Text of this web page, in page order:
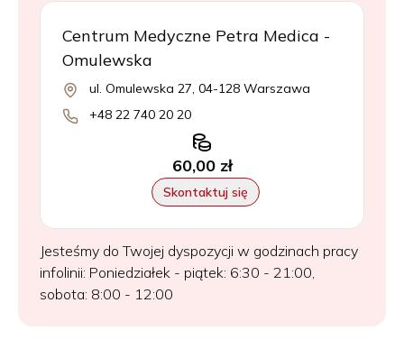
Centrum Medyczne Petra Medica -
Omulewska
ul. Omulewska 27, 04-128 Warszawa
+48 22 740 20 20
60,00 zł
Skontaktuj się
Jesteśmy do Twojej dyspozycji w godzinach pracy
infolinii: Poniedziałek - piątek: 6:30 - 21:00,
sobota: 8:00 - 12:00